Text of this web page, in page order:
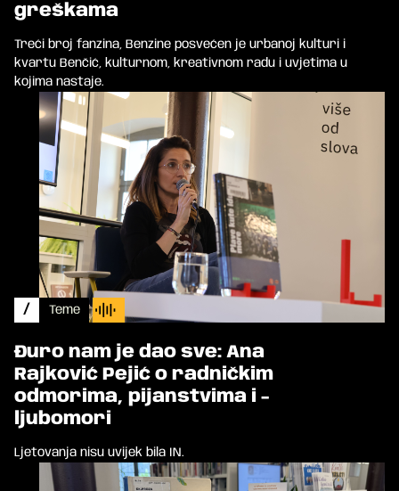
greškama
Treći broj fanzina, Benzine posvećen je urbanoj kulturi i
kvartu Benčić, kulturnom, kreativnom radu i uvjetima u
kojima nastaje.
/ Teme
Đuro nam je dao sve: Ana
Rajković Pejić o radničkim
odmorima, pijanstvima i -
ljubomori
Ljetovanja nisu uvijek bila IN.